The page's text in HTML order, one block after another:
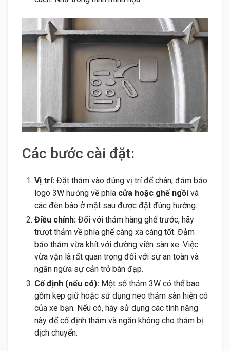
Các bước cài đặt:
Vị trí: Đặt thảm vào đúng vị trí để chân, đảm bảo
logo 3W hướng về phía cửa hoặc ghế ngồi và
các đèn báo ở mặt sau được đặt đúng hướng.
Điều chỉnh: Đối với thảm hàng ghế trước, hãy
trượt thảm về phía ghế càng xa càng tốt. Đảm
bảo thảm vừa khít với đường viền sàn xe. Việc
vừa vặn là rất quan trọng đối với sự an toàn và
ngăn ngừa sự cản trở bàn đạp.
Cố định (nếu có): Một số thảm 3W có thể bao
gồm kẹp giữ hoặc sử dụng neo thảm sàn hiện có
của xe bạn. Nếu có, hãy sử dụng các tính năng
này để cố định thảm và ngăn không cho thảm bị
dịch chuyển.